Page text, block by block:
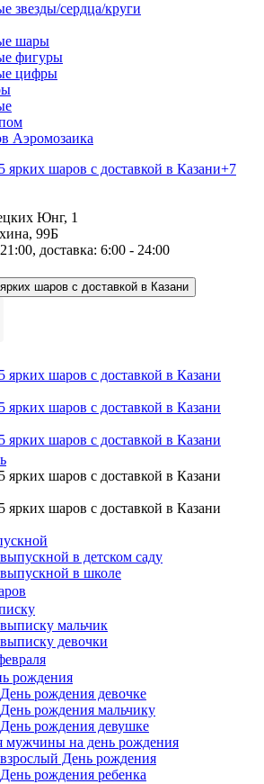
звезды/сердца/круги
шары
фигуры
цифры
Аэромозаика
+7
Юнг, 1
99Б
доставка: 6:00 - 24:00
в детском саду
в школе
мальчик
девочки
рождения
рождения девочке
рождения мальчику
рождения девушке
на день рождения
День рождения
рождения ребенка